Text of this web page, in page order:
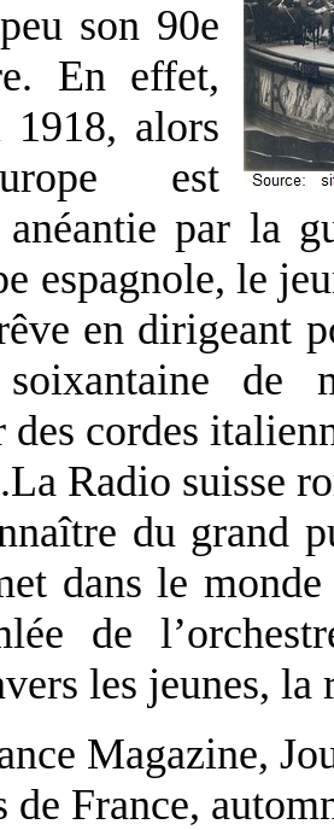
son 90e
En effet,
alors
est
par la
espagnole, le
en dirigeant
de
cordes
Radio suisse
du grand
dans le
de
les jeunes, la
Magazine,
de France,